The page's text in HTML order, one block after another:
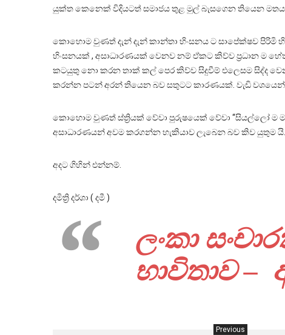
යුක්ත කෙනෙක් විදියටත් සමාජය තුළ මුල් බැසගෙන තියෙන මතය
කොහොම වුණත් දැන් දැන් කාන්තා හිංසනය ට සාපේක්ෂව
හිංසනයක් , අසාධාරණයක් වෙනව නම් ඒකට කිව්ව ප්‍රධාන ම
කටයුතු නො කරන තාක් කල් පෙර කිව්ව සිදුවීම් එලෙසම සිද්ද
කරන්න පටන් අරන් තියෙන බව සතුටට කාරණයක්. වැඩි වශයෙන්
කොහොම වුණත් ස්ත්‍රියක් වේවා පුරුෂයෙක් වේවා “සියල්ලෝ ම
අසාධාරණයන් අවම කරගන්න හැකියාව ලැබෙන බව කිව යුතුම යි.
අදට ගිහින් එන්නම්.
දමිත්‍රි දර්ශා ( දමී )
ලංකා
භාවිතාව
Previous